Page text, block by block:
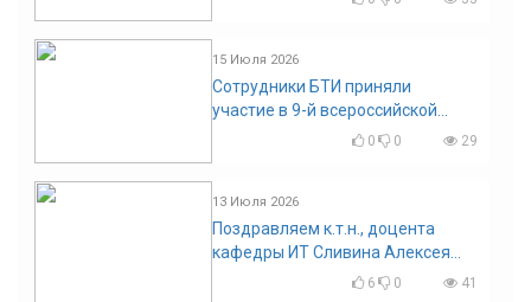
15 Июля 2026
Сотрудники БТИ приняли
участие в 9-й всероссийской
конференции по задачам со
0 0 29
13 Июля 2026
Поздравляем к.т.н., доцента
кафедры ИТ Сливина Алексея
Николаевича с юбилеем!
6 0 41